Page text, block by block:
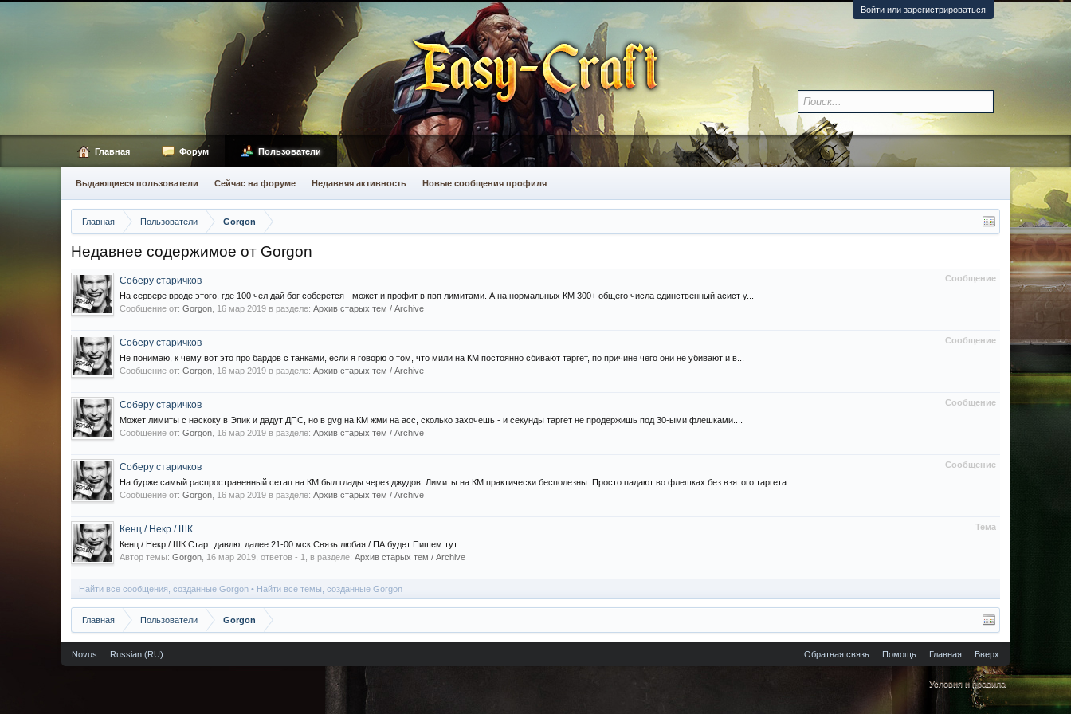
Войти или зарегистрироваться
Главная Пользователи Gorgon
Недавнее содержимое от Gorgon
Сообщение
Соберу старичков
На сервере вроде этого, где 100 чел дай бог соберется - может и профит в пвп лимитами. А на нормальных КМ 300+ общего числа единственный асист у...
Сообщение от: Gorgon 16 мар 2019 в разделе: Архив старых тем / Archive
Сообщение
Соберу старичков
Не понимаю, к чему вот это про бардов с танками, если я говорю о том, что мили на КМ постоянно сбивают таргет, по причине чего они не убивают и в...
Сообщение от: Gorgon 16 мар 2019 в разделе: Архив старых тем / Archive
Сообщение
Соберу старичков
Может лимиты с наскоку в Эпик и дадут ДПС, но в gvg на КМ жми на асс, сколько захочешь - и секунды таргет не продержишь под 30-ыми флешками....
Сообщение от: Gorgon 16 мар 2019 в разделе: Архив старых тем / Archive
Сообщение
Соберу старичков
На бурже самый распространенный сетап на КМ был глады через джудов. Лимиты на КМ практически бесполезны. Просто падают во флешках без взятого таргета.
Сообщение от: Gorgon 16 мар 2019 в разделе: Архив старых тем / Archive
Тема
Кенц / Некр / ШК
Кенц / Некр / ШК Старт давлю, далее 21-00 мск Связь любая / ПА будет Пишем тут
Автор темы: Gorgon 16 мар 2019 , ответов - 1, в разделе: Архив старых тем / Archive
Найти все сообщения, созданные Gorgon Найти все темы, созданные Gorgon
Главная Пользователи Gorgon
Главная Форум Пользователи
Выдающиеся пользователи Сейчас на форуме Недавняя активность Новые сообщения профиля
Novus Russian (RU) Обратная связь Помощь Главная Вверх
Условия и правила